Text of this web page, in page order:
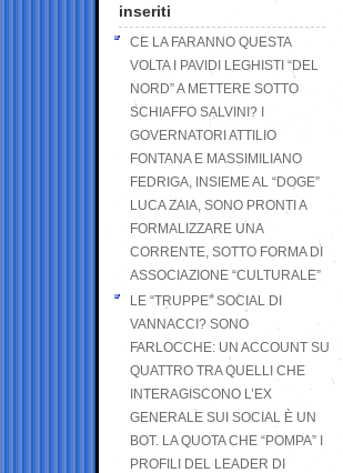
inseriti
CE LA FARANNO QUESTA
VOLTA I PAVIDI LEGHISTI “DEL
NORD” A METTERE SOTTO
SCHIAFFO SALVINI? I
GOVERNATORI ATTILIO
FONTANA E MASSIMILIANO
FEDRIGA, INSIEME AL “DOGE”
LUCA ZAIA, SONO PRONTI A
FORMALIZZARE UNA
CORRENTE, SOTTO FORMA DI
ASSOCIAZIONE “CULTURALE”
LE “TRUPPE” SOCIAL DI
VANNACCI? SONO
FARLOCCHE: UN ACCOUNT SU
QUATTRO TRA QUELLI CHE
INTERAGISCONO L’EX
GENERALE SUI SOCIAL È UN
BOT. LA QUOTA CHE “POMPA” I
PROFILI DEL LEADER DI